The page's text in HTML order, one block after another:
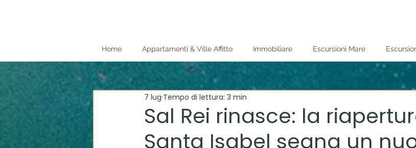
Home Appartamenti & Ville Affitto Immobiliare Escursioni Mare
Sal Rei rinasce: la
Santa Isabel segna un
7 lug Tempo di lettura: 3 min